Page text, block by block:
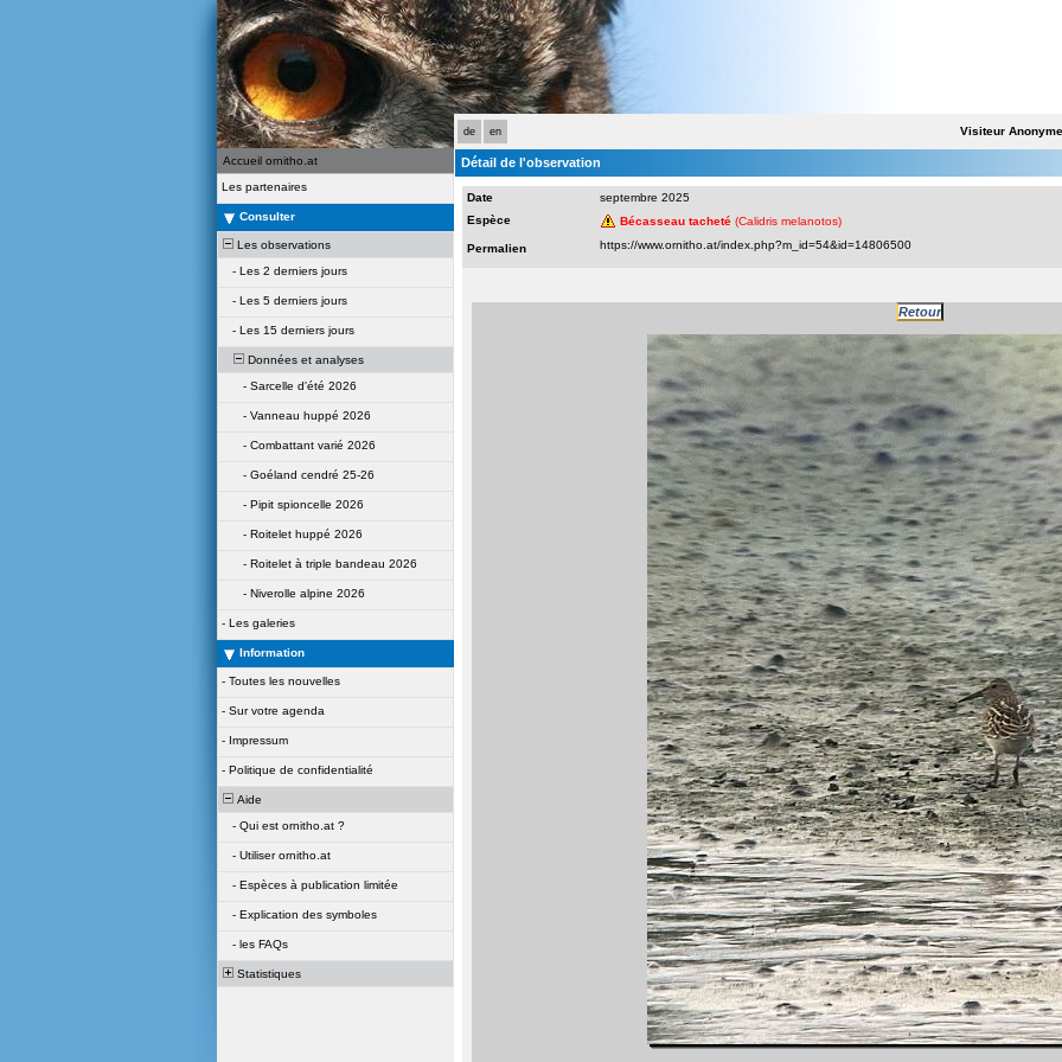
de en Visiteur Anonyme
Accueil ornitho.at
Les partenaires
Consulter
Les observations
- Les 2 derniers jours
- Les 5 derniers jours
- Les 15 derniers jours
Données et analyses
- Sarcelle d'été 2026
- Vanneau huppé 2026
- Combattant varié 2026
- Goéland cendré 25-26
- Pipit spioncelle 2026
- Roitelet huppé 2026
- Roitelet à triple bandeau 2026
- Niverolle alpine 2026
- Les galeries
Information
- Toutes les nouvelles
- Sur votre agenda
- Impressum
- Politique de confidentialité
Aide
- Qui est ornitho.at ?
- Utiliser ornitho.at
- Espèces à publication limitée
- Explication des symboles
- les FAQs
Statistiques
Détail de l'observation
Date
septembre 2025
Espèce
Bécasseau tacheté (Calidris melanotos)
Permalien